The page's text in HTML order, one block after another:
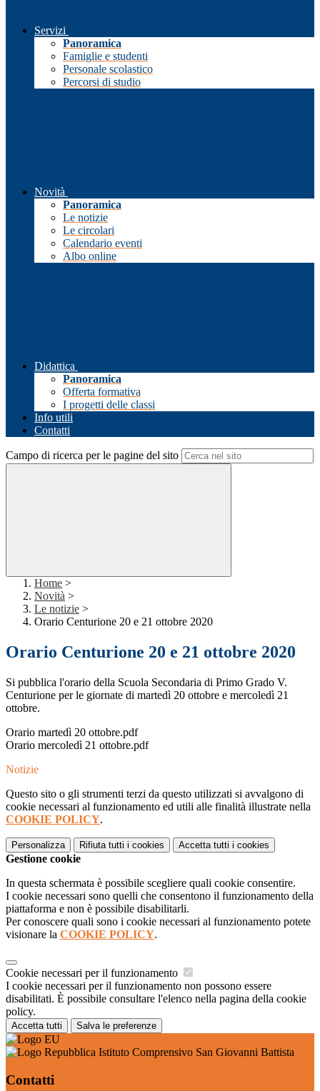
Servizi
Panoramica
Famiglie e studenti
Personale scolastico
Percorsi di studio
Novità
Panoramica
Le notizie
Le circolari
Calendario eventi
Albo online
Didattica
Panoramica
Offerta formativa
I progetti delle classi
Info utili
Contatti
Campo di ricerca per le pagine del sito
Home >
Novità >
Le notizie >
Orario Centurione 20 e 21 ottobre 2020
Orario Centurione 20 e 21 ottobre 2020
Si pubblica l'orario della Scuola Secondaria di Primo Grado V.
Centurione per le giornate di martedì 20 ottobre e mercoledì 21
ottobre.
Orario martedì 20 ottobre.pdf
Orario mercoledì 21 ottobre.pdf
Notizie
Questo sito o gli strumenti terzi da questo utilizzati si avvalgono di
cookie necessari al funzionamento ed utili alle finalità illustrate nella
COOKIE POLICY.
Personalizza Rifiuta tutti i cookies Accetta tutti i cookies
Gestione cookie
In questa schermata è possibile scegliere quali cookie consentire.
I cookie necessari sono quelli che consentono il funzionamento della
piattaforma e non è possibile disabilitarli.
Per conoscere quali sono i cookie necessari al funzionamento potete
visionare la COOKIE POLICY.
Cookie necessari per il funzionamento
I cookie necessari per il funzionamento non possono essere
disabilitati. È possibile consultare l'elenco nella pagina della cookie
policy.
Accetta tutti Salva le preferenze
Istituto Comprensivo San Giovanni Battista
Contatti